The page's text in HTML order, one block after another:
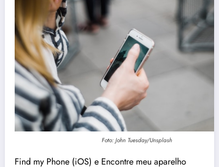
Foto: John Tuesday/Unsplash
Find my Phone (iOS) e Encontre meu aparelho